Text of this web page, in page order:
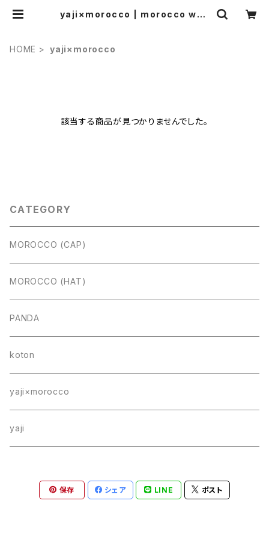
yaji×morocco | morocco web
HOME yaji×morocco
該当する商品が見つかりませんでした。
CATEGORY
MOROCCO (CAP)
MOROCCO (HAT)
PANDA
koton
yaji×morocco
yaji
保存 シェア LINE ポスト